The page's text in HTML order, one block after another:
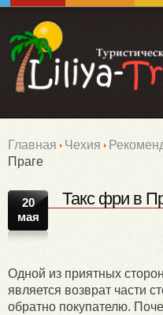
Главная Чехия
Праге
20
мая
Такс фри в
Одной из приятных
является возврат части
обратно покупателю.